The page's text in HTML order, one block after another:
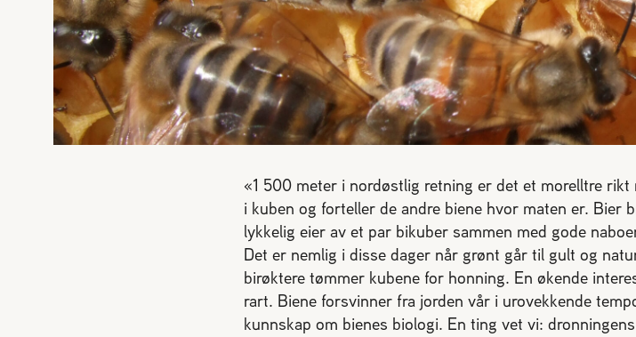
«1 500 meter i nordøstlig retning er det et morelltre
i kuben og forteller de andre biene hvor maten er. Bier
lykkelig eier av et par bikuber sammen med gode
Det er nemlig i disse dager når grønt går til gult og
birøktere tømmer kubene for honning. En økende
rart. Biene forsvinner fra jorden vår i urovekkende
kunnskap om bienes biologi. En ting vet vi: